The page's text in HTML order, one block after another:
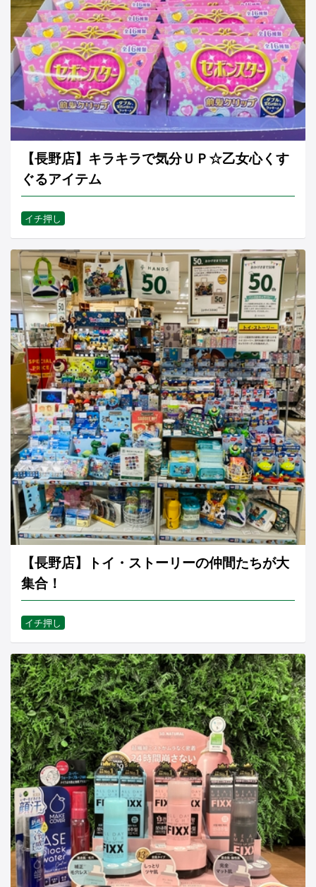
【長野店】キラキラで気分ＵＰ☆乙女心くす
ぐるアイテム
イチ押し
【長野店】トイ・ストーリーの仲間たちが大
集合！
イチ押し